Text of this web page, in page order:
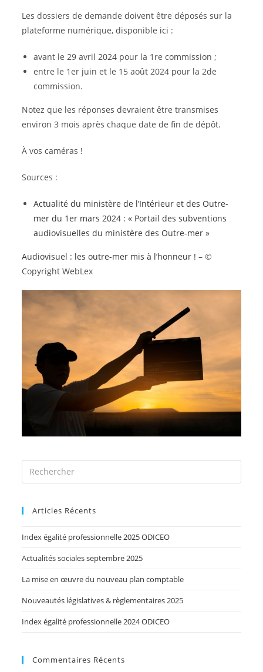
Les dossiers de demande doivent être déposés sur la
plateforme numérique, disponible ici :
avant le 29 avril 2024 pour la 1re commission ;
entre le 1er juin et le 15 août 2024 pour la 2de
commission.
Notez que les réponses devraient être transmises
environ 3 mois après chaque date de fin de dépôt.
À vos caméras !
Sources :
Actualité du ministère de l’Intérieur et des Outre-
mer du 1er mars 2024 : « Portail des subventions
audiovisuelles du ministère des Outre-mer »
Audiovisuel : les outre-mer mis à l’honneur ! – ©
Copyright WebLex
Articles Récents
Index égalité professionnelle 2025 ODICEO
Actualités sociales septembre 2025
La mise en œuvre du nouveau plan comptable
Nouveautés législatives & règlementaires 2025
Index égalité professionnelle 2024 ODICEO
Commentaires Récents